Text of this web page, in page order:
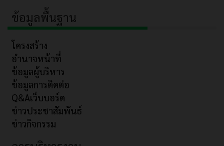
ข้อมูลพื้นฐาน
โครงสร้าง
อำนาจหน้าที่
ข้อมูลผู้บริหาร
ข้อมูลการติดต่อ
Q&Aเว็บบอร์ด
ข่าวประชาสัมพันธ์
ข่าวกิจกรรม